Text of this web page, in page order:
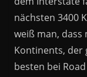
nächsten 3400
weiß man, dass
Kontinents, der
besten bei